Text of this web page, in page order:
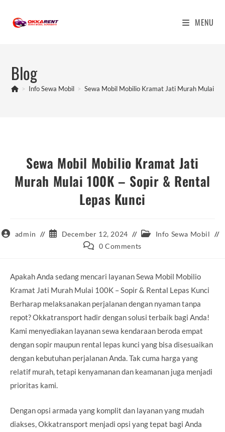
content
MENU
Blog
> Info Sewa Mobil > Sewa Mobil Mobilio Kramat Jati Murah Mulai
Sewa Mobil Mobilio Kramat Jati
Murah Mulai 100K – Sopir & Rental
Lepas Kunci
Postadmin
Post
published:
December 12, 2024
Post Info Sewa Mobil
Post 0 Comments
Apakah Anda sedang mencari layanan Sewa Mobil Mobilio
Kramat Jati Murah Mulai 100K – Sopir & Rental Lepas Kunci
Berharap melaksanakan perjalanan dengan nyaman tanpa
repot? Okkatransport hadir dengan solusi terbaik bagi Anda!
Kami menyediakan layanan sewa kendaraan beroda empat
dengan sopir maupun rental lepas kunci yang bisa disesuaikan
dengan kebutuhan perjalanan Anda. Tak cuma harga yang
relatif murah, tetapi kenyamanan dan keamanan juga menjadi
prioritas kami.
Dengan opsi armada yang komplit dan layanan yang mudah
diakses, Okkatransport menjadi opsi yang tepat bagi Anda